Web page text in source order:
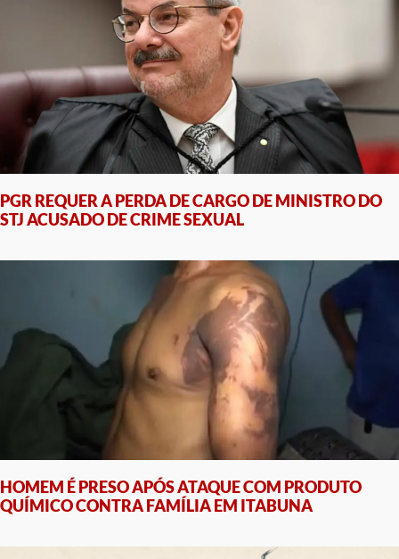
PGR REQUER A PERDA DE CARGO DE MINISTRO DO
STJ ACUSADO DE CRIME SEXUAL
HOMEM É PRESO APÓS ATAQUE COM PRODUTO
QUÍMICO CONTRA FAMÍLIA EM ITABUNA